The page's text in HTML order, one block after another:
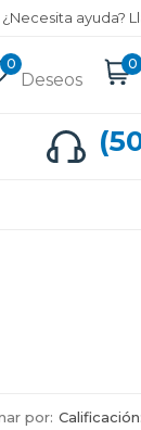
¿Necesita ayuda?
0
Deseos
0
por: